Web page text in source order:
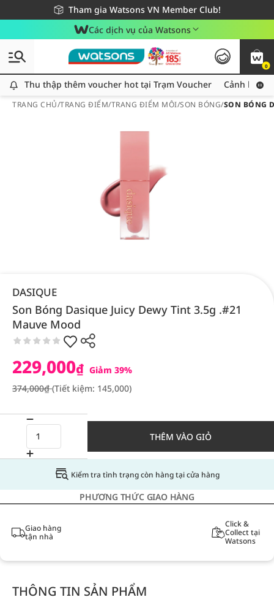
Tham gia Watsons VN Member Club!
Miễn phí giao hàng cho đơn hàng từ 249,000Đ
Giao hàng nhanh 24h - Áp dụng khu vực TP. Hồ Chí Minh
Các dịch vụ của Watsons
0
Thu thập thêm voucher hot tại Trạm Voucher
Thu thập thêm voucher hot tại Trạm Voucher Cảnh báo
TRANG CHỦ/TRANG ĐIỂM/TRANG ĐIỂM MÔI/SON BÓNG/SON BÓNG
DASIQUE
Son Bóng Dasique Juicy Dewy Tint 3.5g .#21
Mauve Mood
229,000₫ Giảm 39%
374,000₫(Tiết kiệm: 145,000)
THÊM VÀO GIỎ
Kiểm tra tình trạng còn hàng tại cửa hàng
PHƯƠNG THỨC GIAO HÀNG
Giao hàng
tận nhà
Click &
Collect tại
Watsons
THÔNG TIN SẢN PHẨM